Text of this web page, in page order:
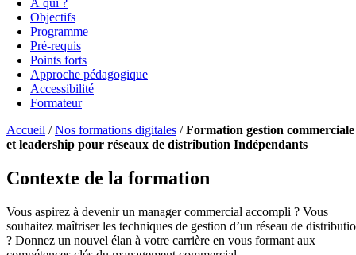
Objectifs
Programme
Pré-requis
Points forts
Approche pédagogique
Accessibilité
Formateur
Accueil /Nos formations digitales /Formation gestion commerciale
et leadership pour réseaux de distribution Indépendants
Contexte de la formation
Vous aspirez à devenir un manager commercial accompli ? Vous
souhaitez maîtriser les techniques de gestion d’un réseau de
? Donnez un nouvel élan à votre carrière en vous formant aux